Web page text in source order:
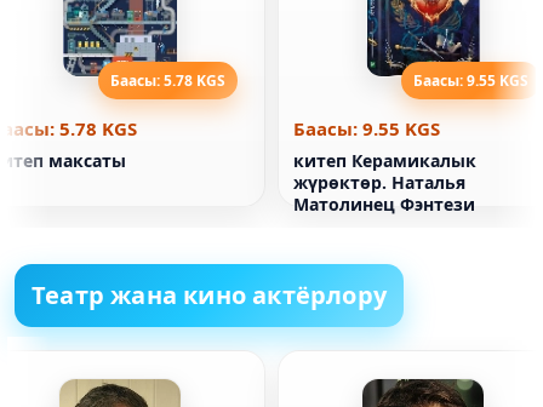
Баасы: 5.78 KGS
5.78 KGS
максаты
Баасы: 9.55 KGS
Баасы: 9.55 KGS
китеп Керамикалык
жүрөктөр. Наталья
Матолинец Фэнтези
Театр жана кино актёрлору